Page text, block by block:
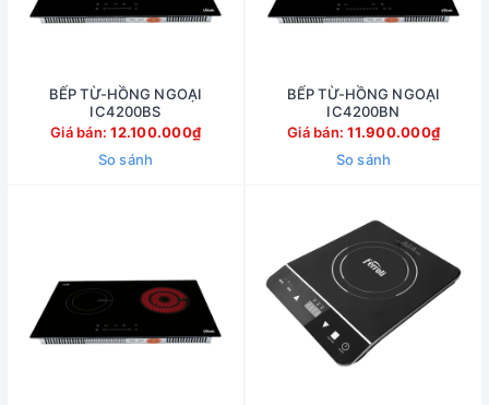
BẾP TỪ-HỒNG NGOẠI
IC4200BS
Giá bán:12.100.000₫
So sánh
BẾP TỪ-HỒNG NGOẠI
IC4200BN
Giá bán:11.900.000₫
So sánh